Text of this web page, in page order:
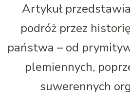
Artykuł
podróż przez
państwa – od
plemiennych,
suwerennych